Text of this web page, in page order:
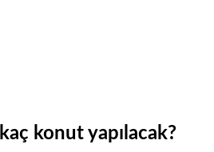
konut yapılacak?